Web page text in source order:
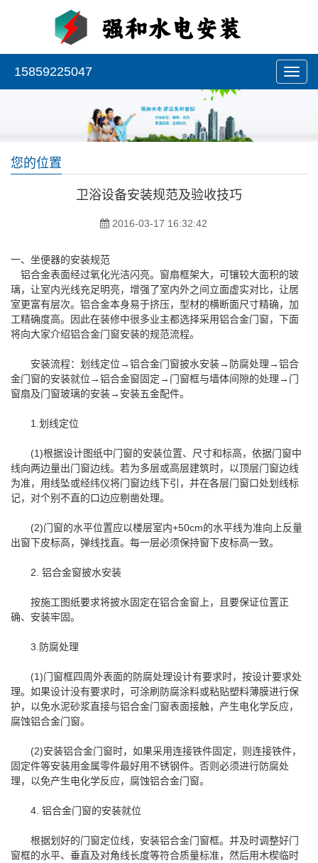
15859225047
您的位置
卫浴设备安装规范及验收技巧
2016-03-17 16:32:42
一、坐便器的安装规范
铝合金表面经过氧化光洁闪亮。窗扇框架大，可镶较大面积的玻
璃，让室内光线充足明亮，增强了室内外之间立面虚实对比，让居
室更富有层次。铝合金本身易于挤压，型材的横断面尺寸精确，加
工精确度高。因此在装修中很多业主都选择采用铝合金门窗，下面
将向大家介绍铝合金门窗安装的规范流程。
安装流程：划线定位→铝合金门窗披水安装→防腐处理→铝合
金门窗的安装就位→铝合金窗固定→门窗框与墙体间隙的处理→门
窗扇及门窗玻璃的安装→安装五金配件。
1.划线定位
(1)根据设计图纸中门窗的安装位置、尺寸和标高，依据门窗中
线向两边量出门窗边线。若为多层或高层建筑时，以顶层门窗边线
为准，用线坠或经纬仪将门窗边线下引，并在各层门窗口处划线标
记，对个别不直的口边应剔凿处理。
(2)门窗的水平位置应以楼层室内+50cm的水平线为准向上反量
出窗下皮标高，弹线找直。每一层必须保持窗下皮标高一致。
2. 铝合金窗披水安装
按施工图纸要求将披水固定在铝合金窗上，且要保证位置正
确、安装牢固。
3.防腐处理
(1)门窗框四周外表面的防腐处理设计有要求时，按设计要求处
理。如果设计没有要求时，可涂刷防腐涂料或粘贴塑料薄膜进行保
护，以免水泥砂浆直接与铝合金门窗表面接触，产生电化学反应，
腐蚀铝合金门窗。
(2)安装铝合金门窗时，如果采用连接铁件固定，则连接铁件，
固定件等安装用金属零件最好用不锈钢件。否则必须进行防腐处
理，以免产生电化学反应，腐蚀铝合金门窗。
4. 铝合金门窗的安装就位
根据划好的门窗定位线，安装铝合金门窗框。并及时调整好门
窗框的水平、垂直及对角线长度等符合质量标准，然后用木楔临时